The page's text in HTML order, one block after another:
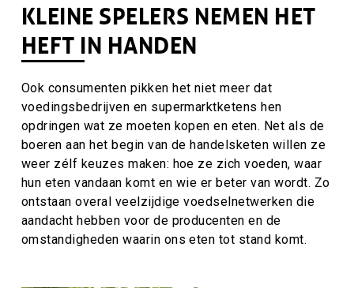
KLEINE SPELERS NEMEN HET
HEFT IN HANDEN
Ook consumenten pikken het niet meer dat
voedingsbedrijven en supermarktketens hen
opdringen wat ze moeten kopen en eten. Net als de
boeren aan het begin van de handelsketen willen ze
weer zélf keuzes maken: hoe ze zich voeden, waar
hun eten vandaan komt en wie er beter van wordt. Zo
ontstaan overal veelzijdige voedselnetwerken die
aandacht hebben voor de producenten en de
omstandigheden waarin ons eten tot stand komt.